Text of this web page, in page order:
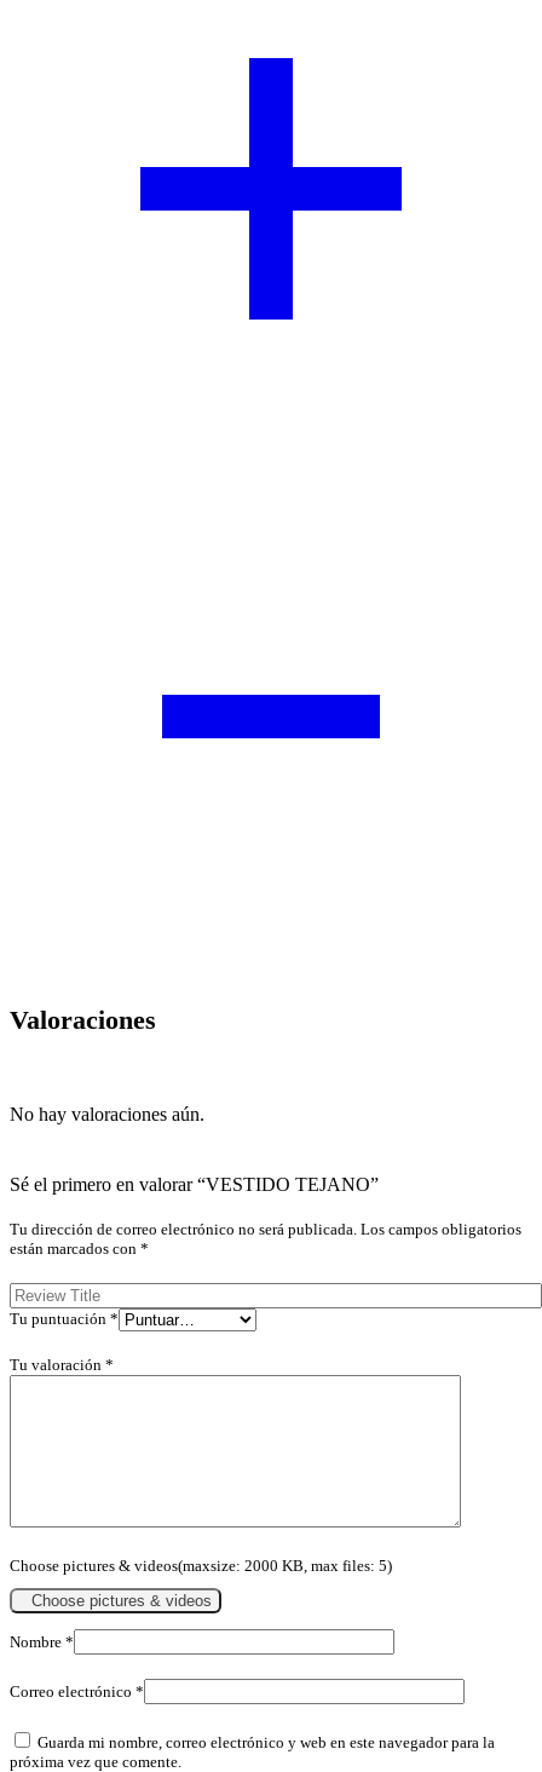
Valoraciones
No hay valoraciones aún.
Sé el primero en valorar “VESTIDO TEJANO”
Tu dirección de correo electrónico no será publicada. Los campos obligatorios
están marcados con *
Tu puntuación *
Tu valoración *
Choose pictures & videos(maxsize: 2000 KB, max files: 5)
Choose pictures & videos
Nombre *
Correo electrónico *
Guarda mi nombre, correo electrónico y web en este navegador para la
próxima vez que comente.